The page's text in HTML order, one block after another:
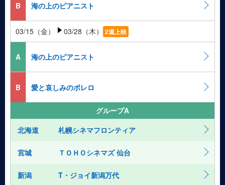
B 海の上のピアニスト
03/15（金） 03/28（木） 2週上映
A 海の上のピアニスト
B 愛と哀しみのボレロ
グループA
北海道
札幌シネマフロンティア
宮城 ＴＯＨＯシネマズ 仙台
新潟 T・ジョイ新潟万代